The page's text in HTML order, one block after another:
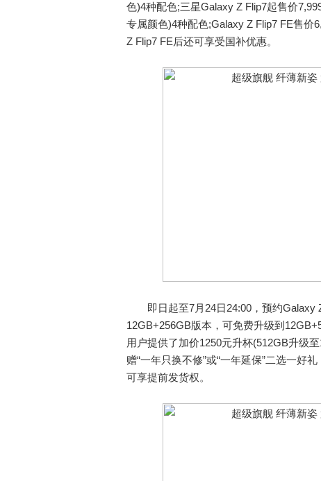
色)4种配色;三星Galaxy Z Flip7起售价
专属颜色)4种配色;Galaxy Z Flip7 FE售价
Z Flip7 FE后还可享受国补优惠。
即日起至7月24日24:00，预约Galaxy
12GB+256GB版本，可免费升级到
用户提供了加价1250元升杯(512GB升级
赠“一年只换不修”或“一年延保”二选一好
可享提前发货权。